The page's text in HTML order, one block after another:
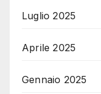
Luglio 2025
Aprile 2025
Gennaio 2025